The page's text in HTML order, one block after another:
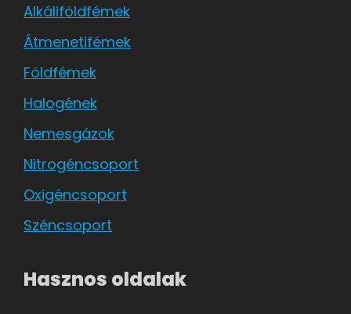
Alkáliföldfémek
Átmenetifémek
Földfémek
Halogének
Nemesgázok
Nitrogéncsoport
Oxigéncsoport
Széncsoport
Hasznos oldalak